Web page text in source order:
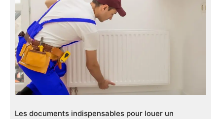
Les documents indispensables pour louer un